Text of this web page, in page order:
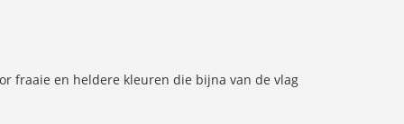
fraaie en heldere kleuren die bijna van de vlag